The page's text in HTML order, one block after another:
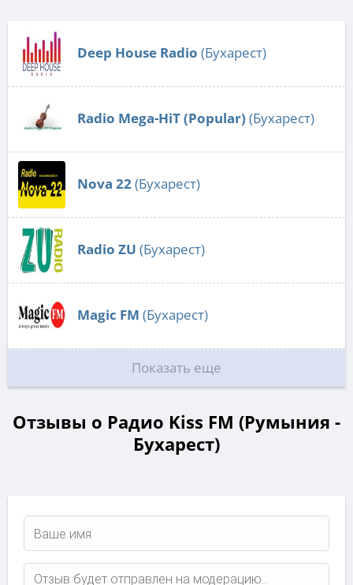
Deep House Radio (Бухарест)
Radio Mega-HiT (Popular) (Бухарест)
Nova 22(Бухарест)
Radio ZU (Бухарест)
Magic FM (Бухарест)
Показать еще
Отзывы о Радио Kiss FM (Румыния -
Бухарест)